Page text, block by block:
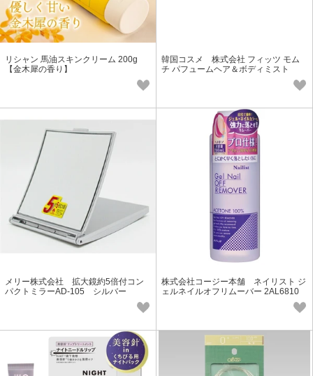
リシャン 馬油スキンクリーム 200g
【金木犀の香り】
韓国コスメ 株式会社 フィッツ モム
チ パフュームヘア＆ボディミスト
メリー株式会社 拡大鏡約5倍付コン
パクトミラーAD-105 シルバー
株式会社コージー本舗 ネイリスト ジ
ェルネイルオフリムーバー 2AL6810